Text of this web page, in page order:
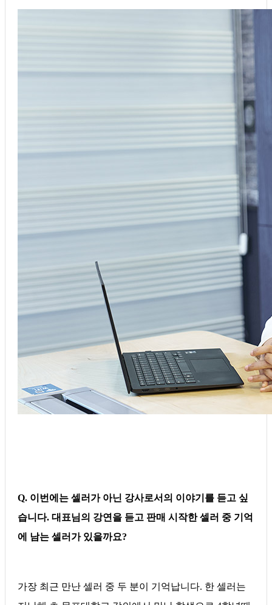
Q. 이번에는 셀러가 아닌 강사로서의 이야기를 듣고 싶
습니다. 대표님의 강연을 듣고 판매 시작한 셀러 중 기억
에 남는 셀러가 있을까요?
가장 최근 만난 셀러 중 두 분이 기억납니다. 한 셀러는